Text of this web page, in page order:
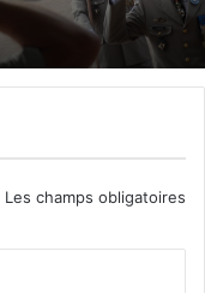
Les champs obligatoires